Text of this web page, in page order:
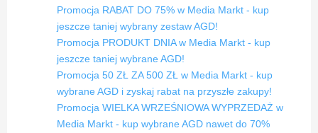
Promocja RABAT DO 75% w Media Markt - kup
jeszcze taniej wybrany zestaw AGD!
Promocja PRODUKT DNIA w Media Markt - kup
jeszcze taniej wybrane AGD!
Promocja 50 ZŁ ZA 500 ZŁ w Media Markt - kup
wybrane AGD i zyskaj rabat na przyszłe zakupy!
Promocja WIELKA WRZEŚNIOWA WYPRZEDAŻ w
Media Markt - kup wybrane AGD nawet do 70%